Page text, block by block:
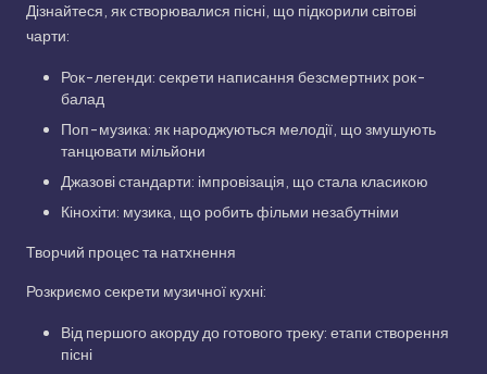
Дізнайтеся, як створювалися пісні, що підкорили світові
чарти:
Рок-легенди: секрети написання безсмертних рок-
балад
Поп-музика: як народжуються мелодії, що змушують
танцювати мільйони
Джазові стандарти: імпровізація, що стала класикою
Кінохіти: музика, що робить фільми незабутніми
Творчий процес та натхнення
Розкриємо секрети музичної кухні:
Від першого акорду до готового треку: етапи створення
пісні